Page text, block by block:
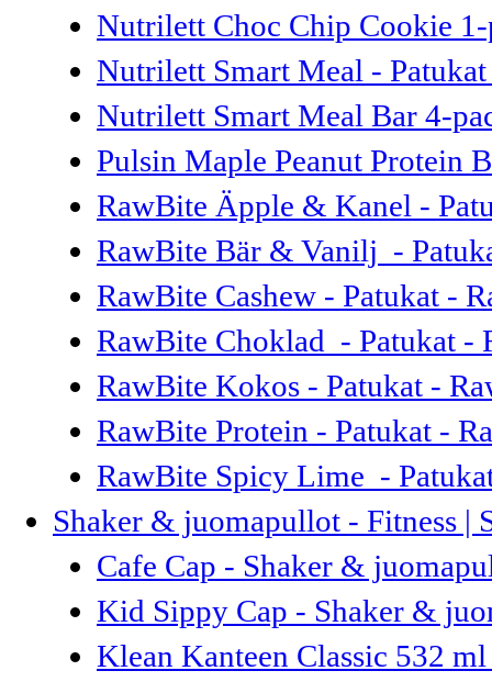
Nutrilett Choc Chip Cookie
Nutrilett Smart Meal -
Nutrilett Smart Meal Bar 4-
Pulsin Maple Peanut Protein
RawBite Äpple & Kanel -
RawBite Bär & Vanilj -
RawBite Cashew - Patukat -
RawBite Choklad - Patukat -
RawBite Kokos - Patukat -
RawBite Protein - Patukat -
RawBite Spicy Lime -
Shaker & juomapullot - Fitness |
Cafe Cap - Shaker &
Kid Sippy Cap - Shaker &
Klean Kanteen Classic 532